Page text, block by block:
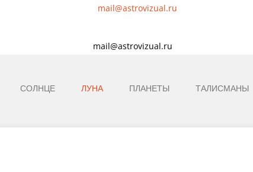
mail@astrovizual.ru
СОЛНЦЕ ЛУНА ПЛАНЕТЫ ТАЛИСМАНЫ